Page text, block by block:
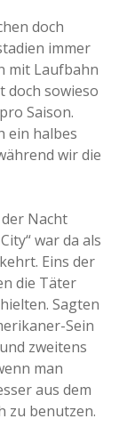
doch
immer
mit Laufbahn
doch sowieso
Saison.
ein halbes
wir die
Nacht
war da als
Eins der
die Täter
Sagten
Sein
zweitens
man
aus dem
zu benutzen.